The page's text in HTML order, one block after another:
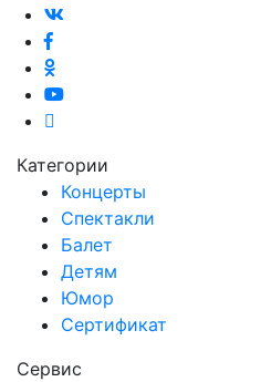
Категории
Концерты
Спектакли
Балет
Детям
Юмор
Сертификат
Сервис